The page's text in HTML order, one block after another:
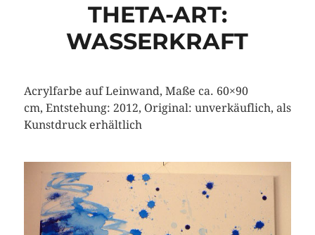
THETA-ART:
WASSERKRAFT
Acrylfarbe auf Leinwand, Maße ca. 60×90
cm, Entstehung: 2012, Original: unverkäuflich, als
Kunstdruck erhältlich